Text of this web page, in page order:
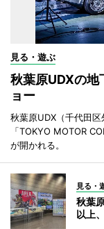
見る・遊ぶ
秋葉原UDXの地
ョー
秋葉原UDX（千代田
「TOKYO MOTOR
が開かれる。
見る・
秋葉
以上